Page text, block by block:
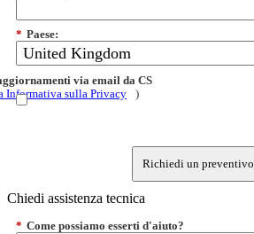
* Paese:
via email da CS
Informativa sulla Privacy
)
Richiedi un preventivo
Chiedi assistenza tecnica
* Come possiamo esserti d'aiuto?